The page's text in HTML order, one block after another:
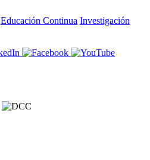
Educación Continua Investigación